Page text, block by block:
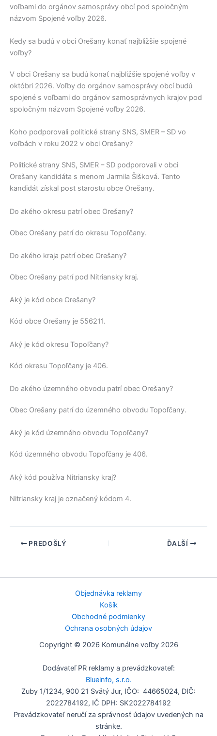
voľbami do orgánov samosprávy obcí pod spoločným
názvom Spojené voľby 2026.
Kedy sa budú v obci Orešany konať najbližšie spojené
voľby?
V obci Orešany sa budú konať najbližšie spojené voľby v
októbri 2026. Voľby do orgánov samosprávy obcí budú
spojené s voľbami do orgánov samosprávnych krajov pod
spoločným názvom Spojené voľby 2026.
Koho podporovali politické strany SNS, SMER – SD vo
voľbách v roku 2022 v obci Orešany?
Politické strany SNS, SMER – SD podporovali v obci
Orešany kandidáta s menom Jarmila Šišková. Tento
kandidát získal post starostu obce Orešany.
Do akého okresu patrí obec Orešany?
Obec Orešany patrí do okresu Topoľčany.
Do akého kraja patrí obec Orešany?
Obec Orešany patrí pod Nitriansky kraj.
Aký je kód obce Orešany?
Kód obce Orešany je 556211.
Aký je kód okresu Topoľčany?
Kód okresu Topoľčany je 406.
Do akého územného obvodu patrí obec Orešany?
Obec Orešany patrí do územného obvodu Topoľčany.
Aký je kód územného obvodu Topoľčany?
Kód územného obvodu Topoľčany je 406.
Aký kód používa Nitriansky kraj?
Nitriansky kraj je označený kódom 4.
PREDOŠLÝ ĎALŠÍ
Objednávka reklamy
Košík
Obchodné podmienky
Ochrana osobných údajov
Copyright © 2026 Komunálne voľby 2026
Dodávateľ PR reklamy a prevádzkovateľ:
Blueinfo, s.r.o.
Zuby 1/1234, 900 21 Svätý Jur, IČO: 44665024, DIČ:
2022784192, IČ DPH: SK2022784192
Prevádzkovateľ neručí za správnosť údajov uvedených na
stránke.